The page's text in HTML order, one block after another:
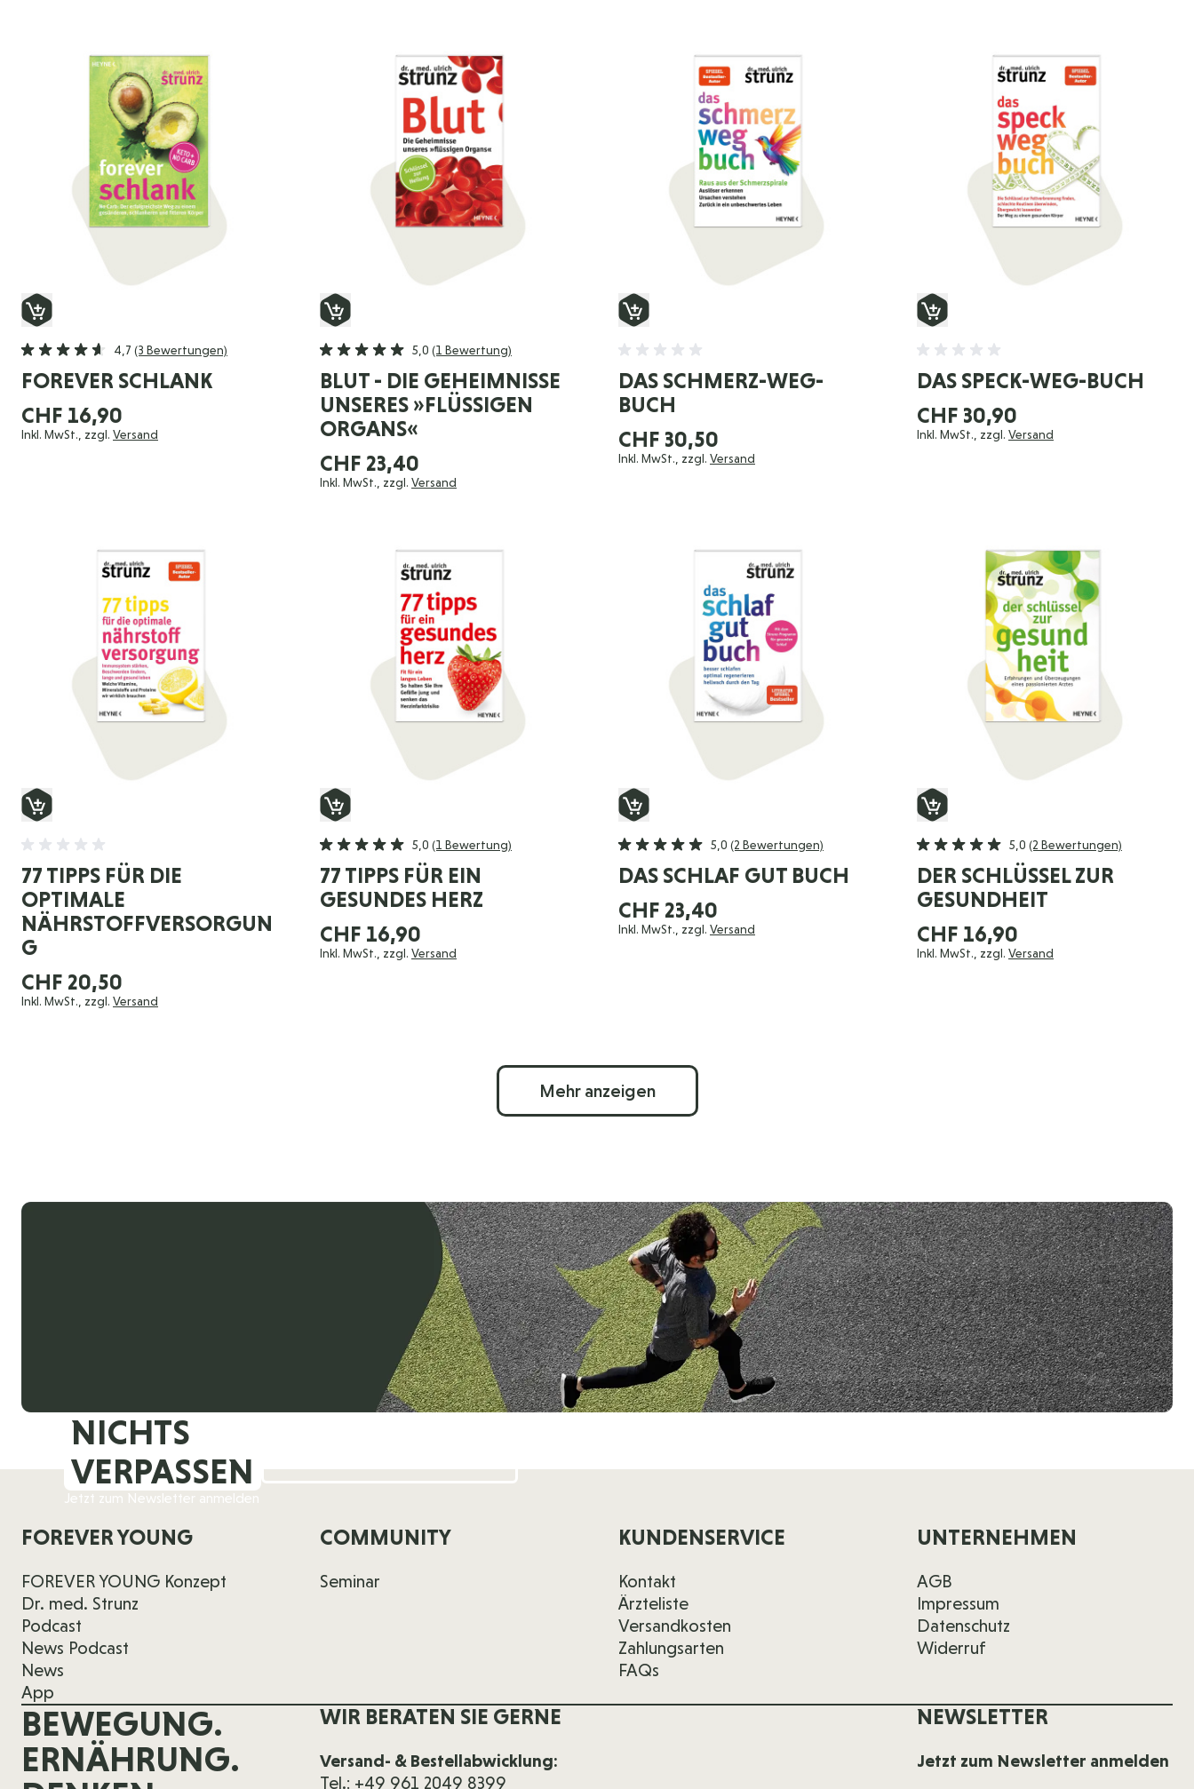
4,7 (3 Bewertungen)
FOREVER SCHLANK
CHF 16,90
Inkl. MwSt., zzgl. Versand
5,0 (1 Bewertung)
BLUT - DIE GEHEIMNISSE
UNSERES »FLÜSSIGEN
ORGANS«
CHF 23,40
Inkl. MwSt., zzgl. Versand
DAS SCHMERZ-WEG-
BUCH
CHF 30,50
Inkl. MwSt., zzgl. Versand
DAS SPECK-WEG-BUCH
CHF 30,90
Inkl. MwSt., zzgl. Versand
77 TIPPS FÜR DIE
OPTIMALE
NÄHRSTOFFVERSORGUN
G
CHF 20,50
Inkl. MwSt., zzgl. Versand
5,0 (1 Bewertung)
77 TIPPS FÜR EIN
GESUNDES HERZ
CHF 16,90
Inkl. MwSt., zzgl. Versand
5,0 (2 Bewertungen)
DAS SCHLAF GUT BUCH
CHF 23,40
Inkl. MwSt., zzgl. Versand
5,0 (2 Bewertungen)
DER SCHLÜSSEL ZUR
GESUNDHEIT
CHF 16,90
Inkl. MwSt., zzgl. Versand
Mehr anzeigen
NICHTS
VERPASSEN
Jetzt zum Newsletter anmelden
FOREVER YOUNG
FOREVER YOUNG Konzept
Dr. med. Strunz
Podcast
News Podcast
News
App
COMMUNITY
Seminar
KUNDENSERVICE
Kontakt
Ärzteliste
Versandkosten
Zahlungsarten
FAQs
UNTERNEHMEN
AGB
Impressum
Datenschutz
Widerruf
BEWEGUNG.
ERNÄHRUNG.
WIR BERATEN SIE GERNE
Versand- & Bestellabwicklung:
Tel.: +49 961 2049 8399
NEWSLETTER
Jetzt zum Newsletter anmelden